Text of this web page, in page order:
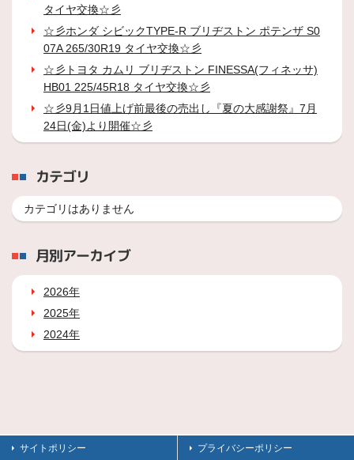
タイヤ交換☆彡
☆彡ホンダ シビックTYPE-R ブリヂストン ポテンザ S0
07A 265/30R19 タイヤ交換☆彡
☆彡トヨタ カムリ ブリヂストン FINESSA(フィネッサ)
HB01 225/45R18 タイヤ交換☆彡
☆彡9月1日値上げ前最後の売出し『夏の大感謝祭』7月
24日(金)より開催☆彡
カテゴリ
カテゴリはありません
月別アーカイブ
2026年
2025年
2024年
サイトポリシー プライバシーポリシー